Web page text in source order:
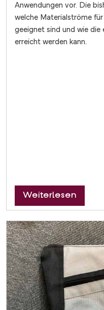
Anwendungen vor. Die
welche Materialströme
geeignet sind und wie die
erreicht werden kann.
Weiterlesenüber